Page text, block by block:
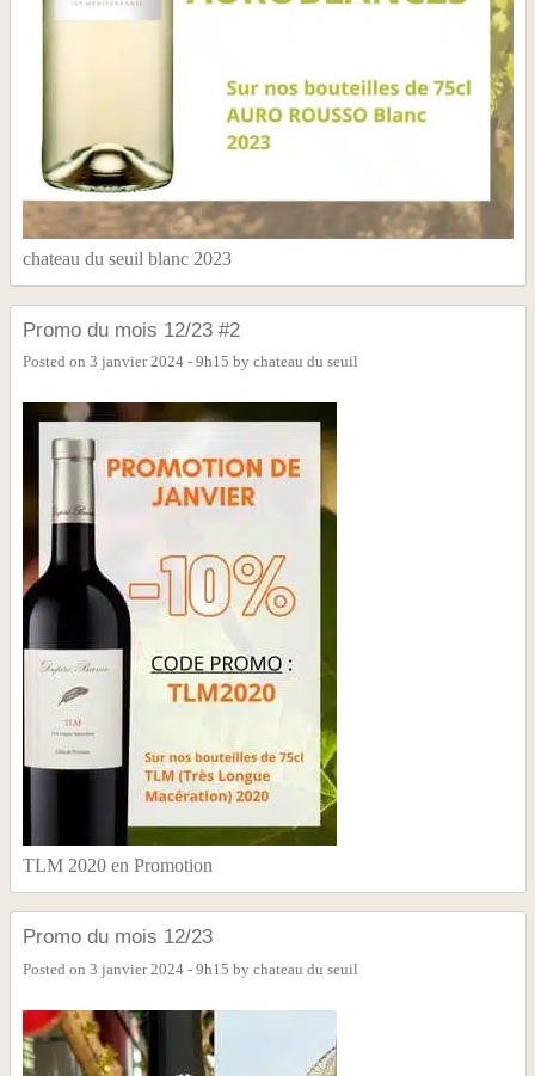
chateau du seuil blanc 2023
Promo du mois 12/23 #2
Posted on 3 janvier 2024 - 9h15 by chateau du seuil
TLM 2020 en Promotion
Promo du mois 12/23
Posted on 3 janvier 2024 - 9h15 by chateau du seuil